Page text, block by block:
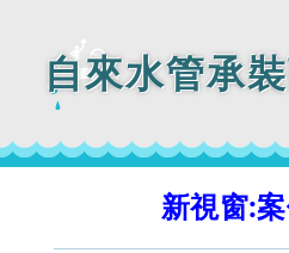
自來水管承
新視窗: